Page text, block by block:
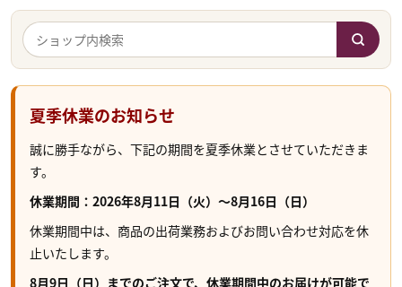
夏季休業のお知らせ
誠に勝手ながら、下記の期間を夏季休業とさせていただきま
す。
休業期間：2026年8月11日（火）～8月16日（日）
休業期間中は、商品の出荷業務およびお問い合わせ対応を休
止いたします。
8月9日（日）までのご注文で、休業期間中のお届けが可能で